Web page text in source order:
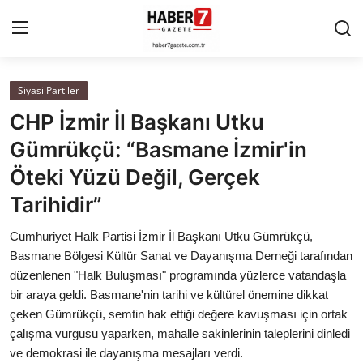
Anasayfa
Cumhurbaşkanlığı
Genel Merkez
Valilikler
Gallery
Bakanlıklar
Siyasi Partiler
CHP İzmir İl Başkanı Utku
Gümrükçü: “Basmane İzmir'in
Öteki Yüzü Değil, Gerçek
Tarihidir”
Cumhuriyet Halk Partisi İzmir İl Başkanı Utku Gümrükçü,
Basmane Bölgesi Kültür Sanat ve Dayanışma Derneği tarafından
düzenlenen "Halk Buluşması" programında yüzlerce vatandaşla
bir araya geldi. Basmane'nin tarihi ve kültürel önemine dikkat
çeken Gümrükçü, semtin hak ettiği değere kavuşması için ortak
çalışma vurgusu yaparken, mahalle sakinlerinin taleplerini dinledi
ve demokrasi ile dayanışma mesajları verdi.